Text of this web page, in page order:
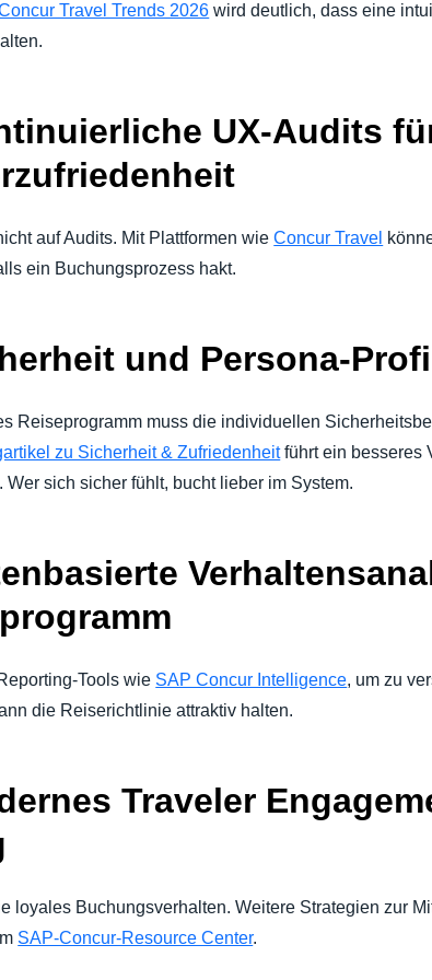
Travel Trends 2026 wird deutlich, dass eine
UX-Audits
auf Audits. Mit Plattformen wieConcur Travel
ein Buchungsprozess hakt.
und Persona-
Reiseprogramm muss die individuellen
zu Sicherheit & Zufriedenheitführt ein besseres
Wer sich sicher fühlt, bucht lieber im System.
Tools wie SAP Concur Intelligence, um zu
die Reiserichtlinie attraktiv halten.
Traveler
loyales Buchungsverhalten. Weitere Strategien zur
SAP-Concur-Resource Center.